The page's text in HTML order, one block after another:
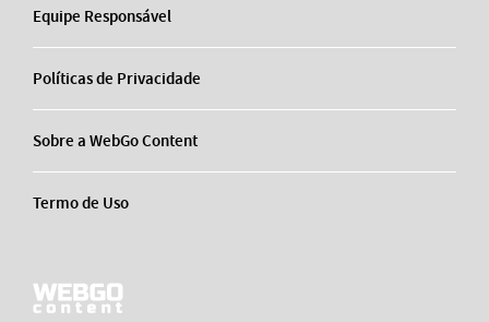
Equipe Responsável
Políticas de Privacidade
Sobre a WebGo Content
Termo de Uso